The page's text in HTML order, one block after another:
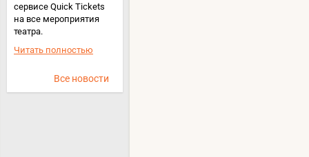
сервисе Quick Tickets
на все мероприятия
театра.
Читать полностью
Все новости